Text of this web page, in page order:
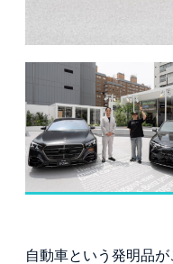
自動車という発明品